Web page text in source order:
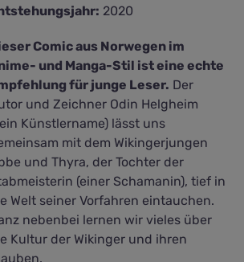
2020
Comic aus Norwegen im
und Manga-Stil ist eine echte
für junge Leser. Der
und Zeichner Odin Helgheim
Künstlername) lässt uns
mit dem Wikingerjungen
und Thyra, der Tochter der
(einer Schamanin), tief in
Welt seiner Vorfahren eintauchen.
nebenbei lernen wir vieles über
Kultur der Wikinger und ihren